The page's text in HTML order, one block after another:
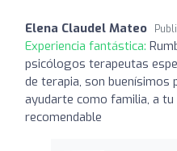
Elena Claudel Mateo
Experiencia fantástica:
psicólogos terapeutas
de terapia, son buenísimos
ayudarte como familia, a
recomendable